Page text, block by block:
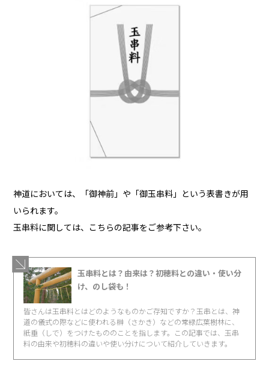
神道においては、「御神前」や「御玉串料」という表書きが用
いられます。
玉串料に関しては、こちらの記事をご参考下さい。
玉串料とは？由来は？初穂料との違い・使い分
け、のし袋も！
皆さんは玉串料とはどのようなものかご存知ですか？玉串とは、神
道の儀式の際などに使われる榊（さかき）などの常緑広葉樹林に、
紙垂（しで）をつけたもののことを指します。この記事では、玉串
料の由来や初穂料の違いや使い分けについて紹介していきます。